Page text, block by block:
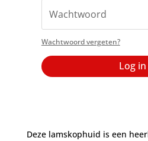
Wachtwoord vergeten?
Log in
Deze lamskophuid is een